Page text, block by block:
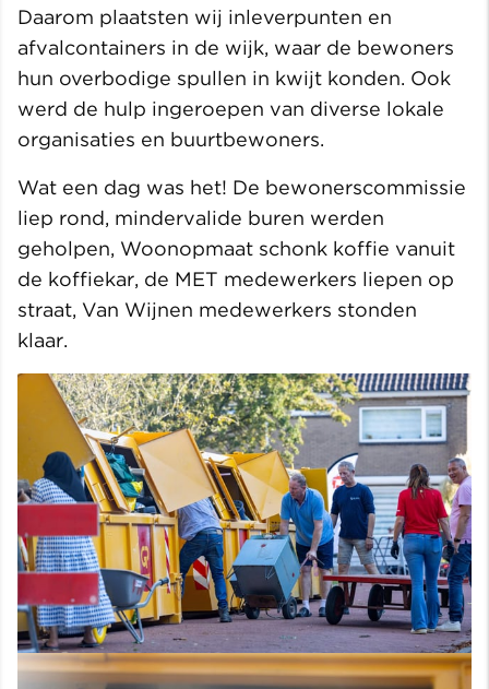
Daarom plaatsten wij inleverpunten en
afvalcontainers in de wijk, waar de bewoners
hun overbodige spullen in kwijt konden. Ook
werd de hulp ingeroepen van diverse lokale
organisaties en buurtbewoners.
Wat een dag was het! De bewonerscommissie
liep rond, mindervalide buren werden
geholpen, Woonopmaat schonk koffie vanuit
de koffiekar, de MET medewerkers liepen op
straat, Van Wijnen medewerkers stonden
klaar.